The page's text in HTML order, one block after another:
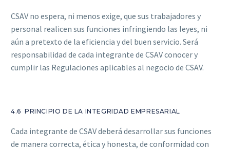
CSAV no espera, ni menos exige, que sus trabajadores y
personal realicen sus funciones infringiendo las leyes, ni
aún a pretexto de la eficiencia y del buen servicio. Será
responsabilidad de cada integrante de CSAV conocer y
cumplir las Regulaciones aplicables al negocio de CSAV.
4.6 PRINCIPIO DE LA INTEGRIDAD EMPRESARIAL
Cada integrante de CSAV deberá desarrollar sus funciones
de manera correcta, ética y honesta, de conformidad con